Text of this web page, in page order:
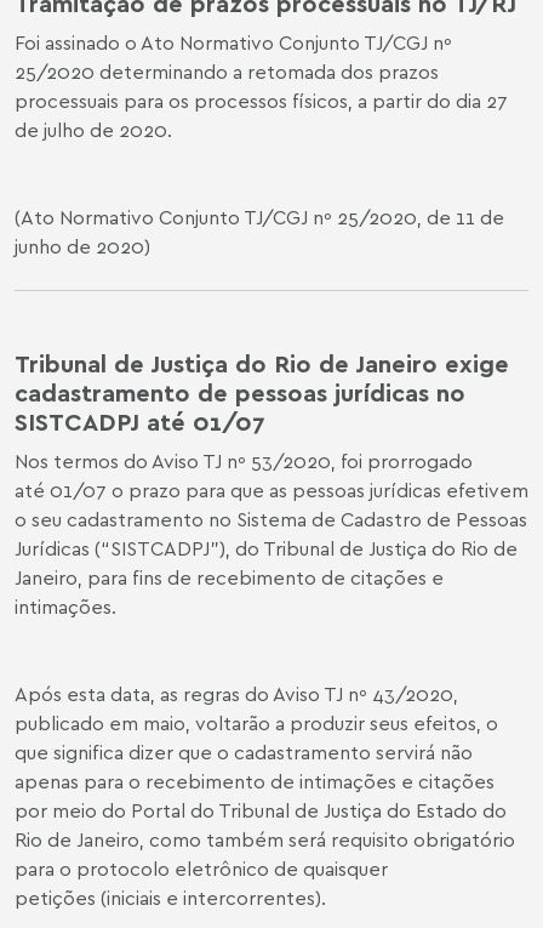
Foi assinado o Ato Normativo Conjunto TJ/CGJ nº
25/2020 determinando a retomada dos prazos
processuais para os processos físicos, a partir do dia 27
de julho de 2020.
(Ato Normativo Conjunto TJ/CGJ nº 25/2020 , de 11 de
junho de 2020)
Tribunal de Justiça do Rio de Janeiro exige
cadastramento de pessoas jurídicas no
SISTCADPJ até 01/07
Nos termos do Aviso TJ nº 53/2020, foi prorrogado
até 01/07 o prazo para que as pessoas jurídicas efetivem
o seu cadastramento no Sistema de Cadastro de Pessoas
Jurídicas (“SISTCADPJ”), do Tribunal de Justiça do Rio de
Janeiro, para fins de recebimento de citações e
intimações.
Após esta data, as regras do Aviso TJ nº 43/2020,
publicado em maio, voltarão a produzir seus efeitos, o
que significa dizer que o cadastramento servirá não
apenas para o recebimento de intimações e citações
por meio do Portal do Tribunal de Justiça do Estado do
Rio de Janeiro, como também será requisito obrigatório
para o protocolo eletrônico de quaisquer
petições (iniciais e intercorrentes).